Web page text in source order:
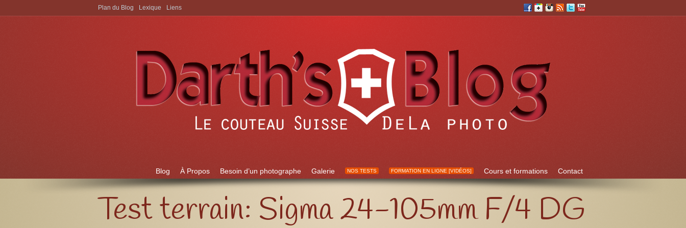
Aller à:
Blog À Propos Besoin d’un photographe Galerie NOS TESTS FORMATION EN LIGNE [VIDÉOS] Cours et formations Contact
Plan du Blog Lexique Liens
Test terrain: Sigma 24-105mm F/4 DG